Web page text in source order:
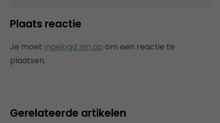
Plaats reactie
Je moet ingelogd zijn op om een reactie te
plaatsen.
Gerelateerde artikelen